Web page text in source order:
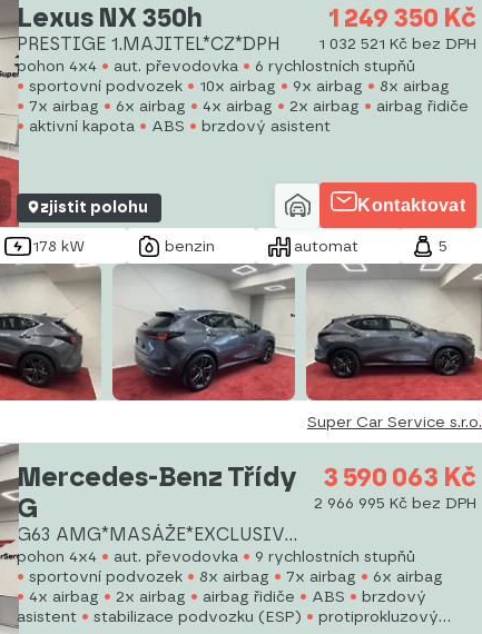
Lexus NX 350h
PRESTIGE 1.MAJITEL*CZ*DPH
1 249 350 Kč
1 032 521 Kč bez DPH
pohon 4x4
aut. převodovka
6 rychlostních stupňů
sportovní podvozek
10x airbag 9x airbag
8x airbag
7x airbag
6x airbag 4x airbag 2x airbag
airbag řidiče
aktivní kapota
ABS brzdový asistent
zjistit polohu Kontaktovat
178 kW benzin automat 5
Super Car Service s.r.o.
Mercedes-Benz Třídy
G
G63 AMG*MASÁŽE*EXCLUSIVE
INTER
3 590 063 Kč
2 966 995 Kč bez DPH
pohon 4x4 aut. převodovka
9 rychlostních stupňů
sportovní podvozek
8x airbag 7x airbag
6x airbag
4x airbag
2x airbag airbag řidiče ABS
brzdový
asistent
stabilizace podvozku (ESP)
protiprokluzový